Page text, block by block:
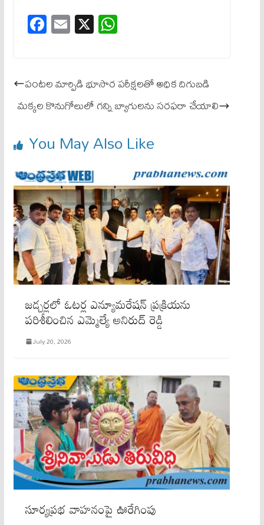
Fa
ce
ok
E
m
X W
ha
A
pp
పంటల మార్పిడి భూసార పరీక్షలతో అధిక దిగుబడి
మక్కల కొనుగోలులో గన్ని బ్యాగులను సరఫరా చేయాలి
You May Also Like
జడ్చర్లలో ఓటర్ల ఎన్యూమరేషన్ ప్రక్రియను
పరిశీలించిన ఎమ్మెల్యే అనిరుద్ రెడ్డి
July 20, 2026
సూర్యప్రభ వాహనంపై ఊరేగింపు